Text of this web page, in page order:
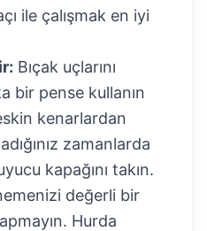
ile çalışmak en iyi
Bıçak uçlarını
bir pense kullanın
kenarlardan
zamanlarda
kapağını takın.
değerli bir
Hurda